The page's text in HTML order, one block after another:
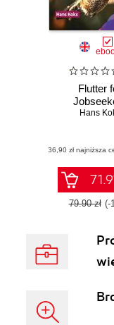
Flutter
Hans
(36,90 zł najniższa
79.90 zł (-